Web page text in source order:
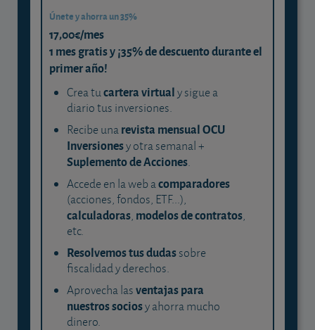
Únete y ahorra un 35%
17,00€/mes
1 mes gratis y ¡35% de descuento durante el
primer año!
Crea tucartera virtualy sigue a
diario tus inversiones.
Recibe unarevista mensual OCU
Inversionesy otra semanal +
Suplemento de Acciones.
Accede en la web acomparadores
(acciones, fondos, ETF...),
calculadoras, modelos de contratos,
etc.
Resolvemos tus dudassobre
fiscalidad y derechos.
Aprovecha lasventajas para
nuestros sociosy ahorra mucho
dinero.